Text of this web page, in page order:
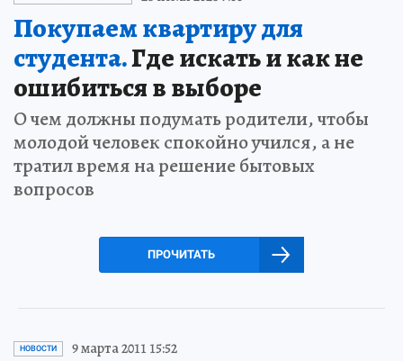
Покупаем квартиру для
студента.Где искать и как не
ошибиться в выборе
О чем должны подумать родители, чтобы
молодой человек спокойно учился, а не
тратил время на решение бытовых
вопросов
ПРОЧИТАТЬ
НОВОСТИ 9 марта 2011 15:52